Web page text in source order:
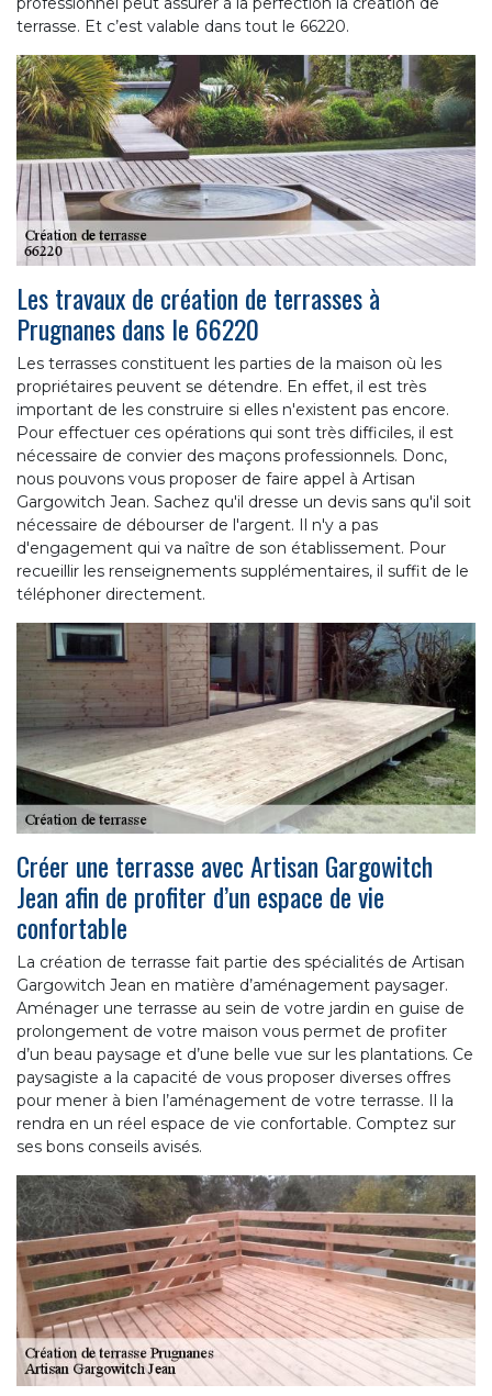
terrasse. Et c’est valable dans tout le 66220.
Les travaux de création de terrasses à
Prugnanes dans le 66220
Les terrasses constituent les parties de la maison où les
propriétaires peuvent se détendre. En effet, il est très
important de les construire si elles n'existent pas encore.
Pour effectuer ces opérations qui sont très difficiles, il est
nécessaire de convier des maçons professionnels. Donc,
nous pouvons vous proposer de faire appel à Artisan
Gargowitch Jean. Sachez qu'il dresse un devis sans qu'il soit
nécessaire de débourser de l'argent. Il n'y a pas
d'engagement qui va naître de son établissement. Pour
recueillir les renseignements supplémentaires, il suffit de le
téléphoner directement.
Créer une terrasse avec Artisan Gargowitch
Jean afin de profiter d’un espace de vie
confortable
La création de terrasse fait partie des spécialités de Artisan
Gargowitch Jean en matière d’aménagement paysager.
Aménager une terrasse au sein de votre jardin en guise de
prolongement de votre maison vous permet de profiter
d’un beau paysage et d’une belle vue sur les plantations. Ce
paysagiste a la capacité de vous proposer diverses offres
pour mener à bien l’aménagement de votre terrasse. Il la
rendra en un réel espace de vie confortable. Comptez sur
ses bons conseils avisés.